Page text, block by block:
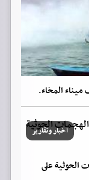
المخاء.
اخبار وتقارير
الحوثية على